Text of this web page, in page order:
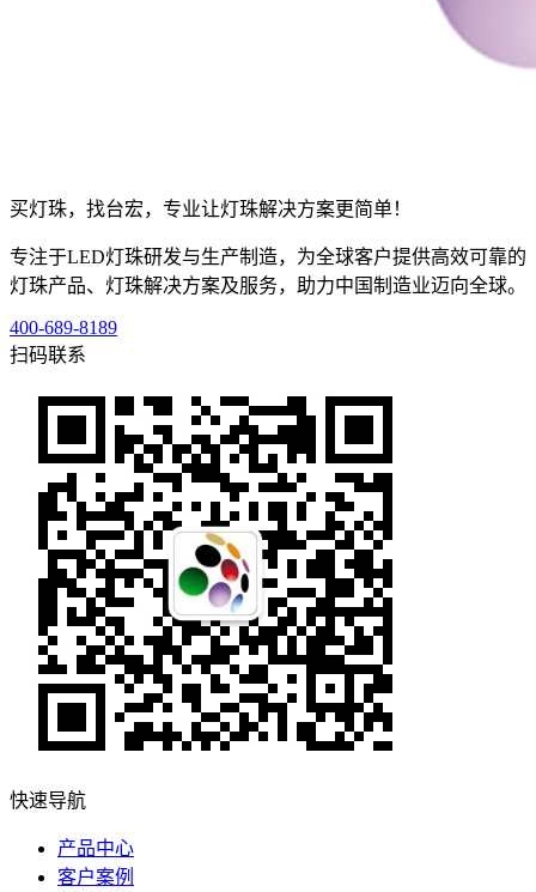
买灯珠，找台宏，专业让灯珠解决方案更简单！
专注于LED灯珠研发与生产制造，为全球客户提供高效可靠的
灯珠产品、灯珠解决方案及服务，助力中国制造业迈向全球。
400-689-8189
扫码联系
快速导航
产品中心
客户案例